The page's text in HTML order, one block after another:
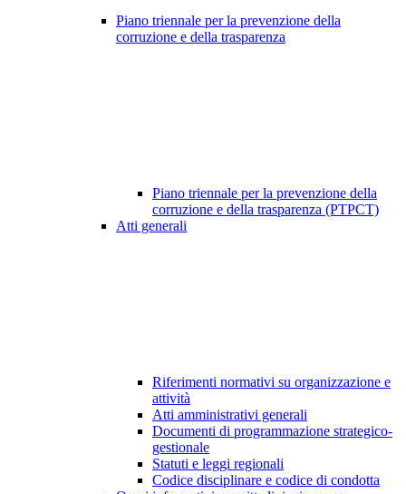
Piano triennale per la prevenzione della
corruzione e della trasparenza
Piano triennale per la prevenzione della
corruzione e della trasparenza (PTPCT)
Atti generali
Riferimenti normativi su organizzazione e
attività
Atti amministrativi generali
Documenti di programmazione strategico-
gestionale
Statuti e leggi regionali
Codice disciplinare e codice di condotta